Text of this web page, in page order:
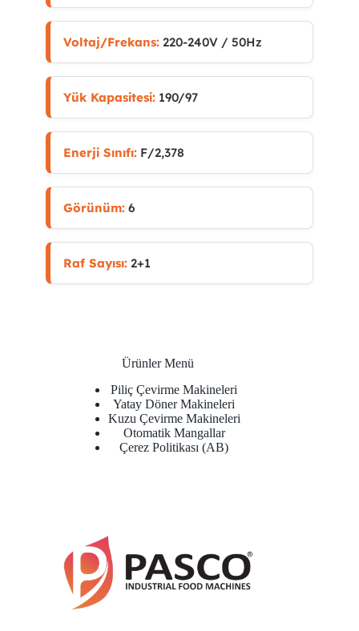
Voltaj/Frekans:220-240V / 50Hz
Yük Kapasitesi:190/97
Enerji Sınıfı:F/2,378
Görünüm:6
Raf Sayısı:2+1
Ürünler Menü
Piliç Çevirme Makineleri
Yatay Döner Makineleri
Kuzu Çevirme Makineleri
Otomatik Mangallar
Çerez Politikası (AB)